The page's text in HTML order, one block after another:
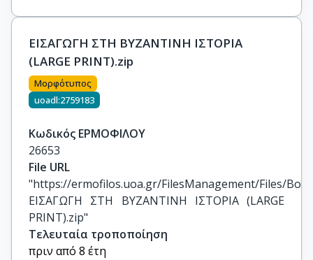
ΕΙΣΑΓΩΓΗ ΣΤΗ ΒΥΖΑΝΤΙΝΗ ΙΣΤΟΡΙΑ
(LARGE PRINT).zip
Μορφότυπος
uoadl:2759183
Κωδικός ΕΡΜΟΦΙΛΟΥ
26653
File URL
"https://ermofilos.uoa.gr/FilesManagement/Files/
ΕΙΣΑΓΩΓΗ ΣΤΗ ΒΥΖΑΝΤΙΝΗ ΙΣΤΟΡΙΑ (LARGE
PRINT).zip"
Τελευταία τροποποίηση
πριν από 8 έτη